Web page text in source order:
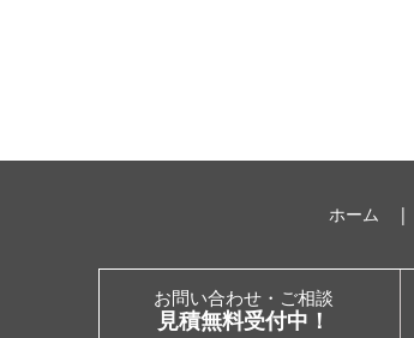
ホーム
お問い合わせ・ご相談
見積無料受付中！